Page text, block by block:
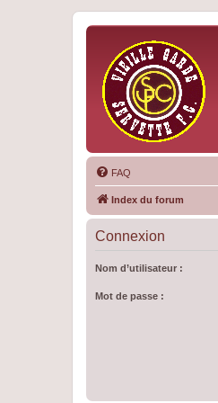
FAQ
Index du forum
Connexion
Nom d’utilisateur :
Mot de passe :